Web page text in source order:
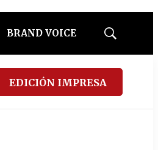
BRAND VOICE
Mostrar
EDICIÓN IMPRESA